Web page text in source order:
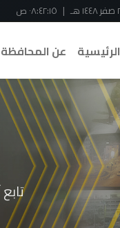
| ٠٨:٤٢:١٦ ص
الرئيسية عن